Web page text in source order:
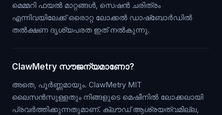
മെമ്മറി ഫയൽ മാറ്റങ്ങൾ, സെഷൻ ചരിത്രം
എന്നിവയിലേക്ക് ഒരൊറ്റ ലോക്കൽ ഡാഷ്ബോർഡിൽ
തൽക്ഷണ ദൃശ്യപരത ഇത് നൽകുന്നു.
ClawMetry സൗജന്യമാണോ?
അതെ, പൂർണ്ണമായും. ClawMetry MIT
ലൈസൻസുള്ളതും നിങ്ങളുടെ മെഷീനിൽ ലോക്കലായി
പ്രവർത്തിക്കുന്നതുമാണ്. ക്ലൗഡ് ആശ്രയത്വമില്ല,